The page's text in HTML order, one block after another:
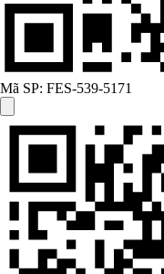
Mã SP: FES-539-5171